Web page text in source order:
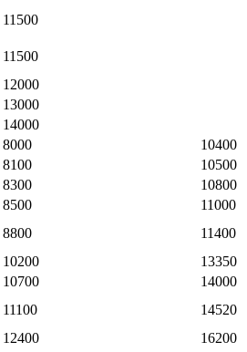
11500
11500
12000
13000
14000
8000
10400
8100
10500
8300
10800
8500
11000
8800
11400
10200
13350
10700
14000
11100
14520
12400 16200